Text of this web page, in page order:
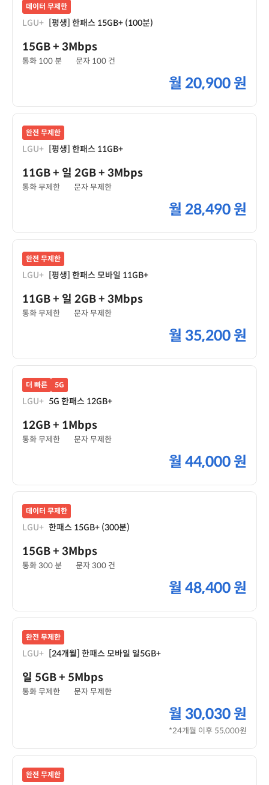
데이터 무제한
LGU+ [평생] 한패스 15GB+ (100분)
15GB+ 3Mbps
통화 100 분 문자 100 건
월 20,900 원
완전 무제한
LGU+ [평생] 한패스 11GB+
11GB+ 일 2GB+ 3Mbps
통화 무제한 문자 무제한
월 28,490 원
완전 무제한
LGU+ [평생] 한패스 모바일 11GB+
11GB+ 일 2GB+ 3Mbps
통화 무제한 문자 무제한
월 35,200 원
더 빠른 5G
LGU+ 5G 한패스 12GB+
12GB+ 1Mbps
통화 무제한 문자 무제한
월 44,000 원
데이터 무제한
LGU+ 한패스 15GB+ (300분)
15GB+ 3Mbps
통화 300 분 문자 300 건
월 48,400 원
완전 무제한
LGU+ [24개월] 한패스 모바일 일5GB+
일 5GB+ 5Mbps
통화 무제한 문자 무제한
월 30,030 원
*24개월 이후 55,000원
완전 무제한